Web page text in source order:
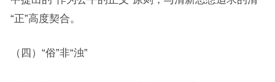
“正”高度契合。
（四）“俗”非“浊”